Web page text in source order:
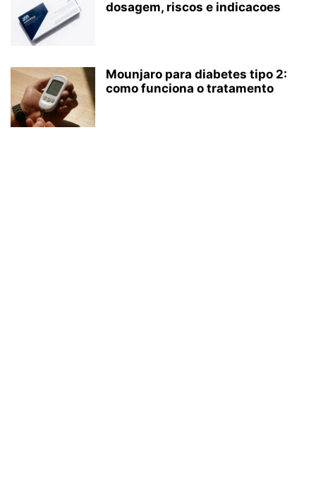
dosagem, riscos e indicacoes
Mounjaro para diabetes tipo 2:
como funciona o tratamento